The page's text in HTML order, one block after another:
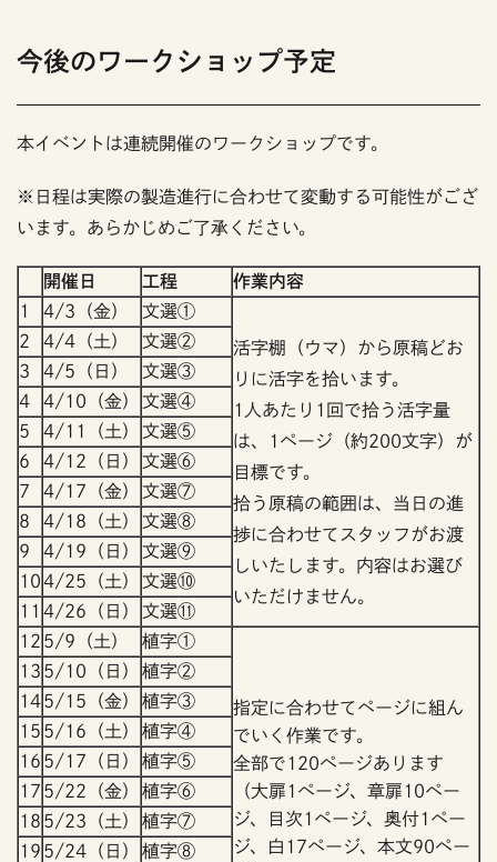
今後のワークショップ予定
本イベントは連続開催のワークショップです。
※日程は実際の製造進行に合わせて変動する可能性がござ
います。あらかじめご了承ください。
開催日 工程
作業内容
1
4/3（金） 文選①
活字棚（ウマ）から原稿どお
りに活字を拾います。
1人あたり1回で拾う活字量
は、1ページ（約200文字）が
目標です。
拾う原稿の範囲は、当日の進
捗に合わせてスタッフがお渡
しいたします。内容はお選び
いただけません。
2 4/4（土）
文選②
3
4/5（日）
文選③
4
4/10（金）
文選④
5
4/11（土）
文選⑤
6
4/12（日）
文選⑥
7
4/17（金）
文選⑦
8
4/18（土）
文選⑧
9
4/19（日）
文選⑨
104/25（土）
文選⑩
11 4/26（日）
文選⑪
12 5/9（土） 植字①
指定に合わせてページに組ん
でいく作業です。
全部で120ページあります
（大扉1ページ、章扉10ペー
ジ、目次1ページ、奥付1ペー
ジ、白17ページ、本文90ペー
13 5/10（日）
植字②
145/15（金）
植字③
15 5/16（土）
植字④
16 5/17（日）
植字⑤
17 5/22（金）
植字⑥
18 5/23（土）
植字⑦
19 5/24（日）
植字⑧